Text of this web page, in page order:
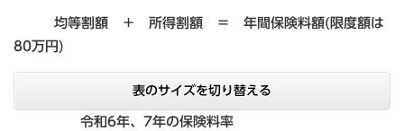
均等割額 ＋ 所得割額 ＝ 年間保険料額(限度額は
80万円)
表のサイズを切り替える
令和6年、7年の保険料率